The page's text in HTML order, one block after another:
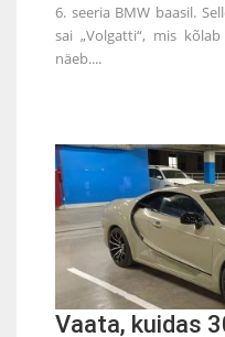
6. seeria BMW baasil.
sai „Volgatti“, mis
näeb....
Vaata, kuidas